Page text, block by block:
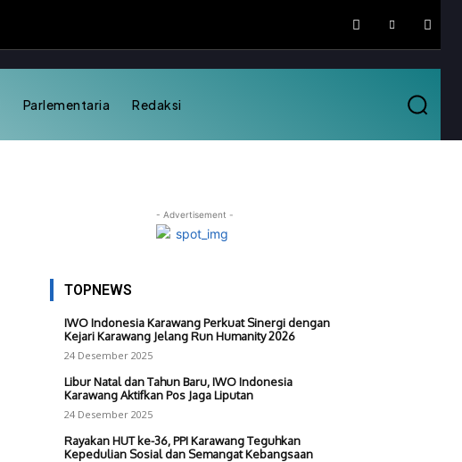
Parlementaria Redaksi
- Advertisement -
TOPNEWS
IWO Indonesia Karawang Perkuat Sinergi dengan
Kejari Karawang Jelang Run Humanity 2026
24 Desember 2025
Libur Natal dan Tahun Baru, IWO Indonesia
Karawang Aktifkan Pos Jaga Liputan
24 Desember 2025
Rayakan HUT ke-36, PPI Karawang Teguhkan
Kepedulian Sosial dan Semangat Kebangsaan